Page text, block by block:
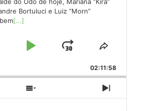
Bortuluci e Luiz “Morn”
[...]
Play
Jump
Forward
Share
Episode
02:11:58
Show
Episodes
Next
Episode